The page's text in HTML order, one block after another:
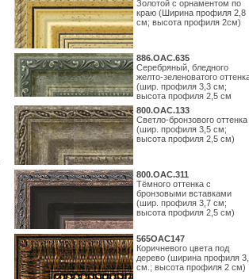
Золотой с орнаментом по
краю (Ширина профиля 2,8
см; высота профиля 2см)
886.ОАС.635
Серебряный, бледного
желто-зеленоватого
(шир. профиля 3,3 см;
высота профиля 2,5 см
800.ОАС.133
Светло-бронзового оттенка
(шир. профиля 3,5 см;
высота профиля 2,5 см)
800.ОАС.311
Тёмного оттенка с
бронзовыми вставками
(шир. профиля 3,7 см;
высота профиля 2,5 см)
565ОАС147
Коричневого цвета под
дерево (ширина профиля
см.; высота профиля 2 см)